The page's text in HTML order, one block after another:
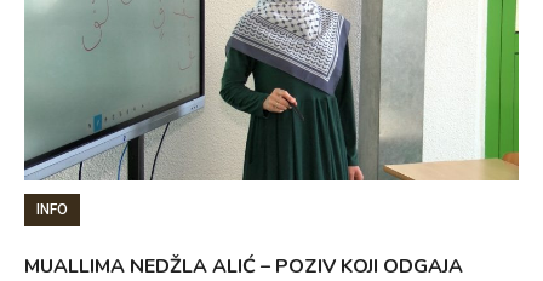
INFO
MUALLIMA NEDŽLA ALIĆ – POZIV KOJI ODGAJA